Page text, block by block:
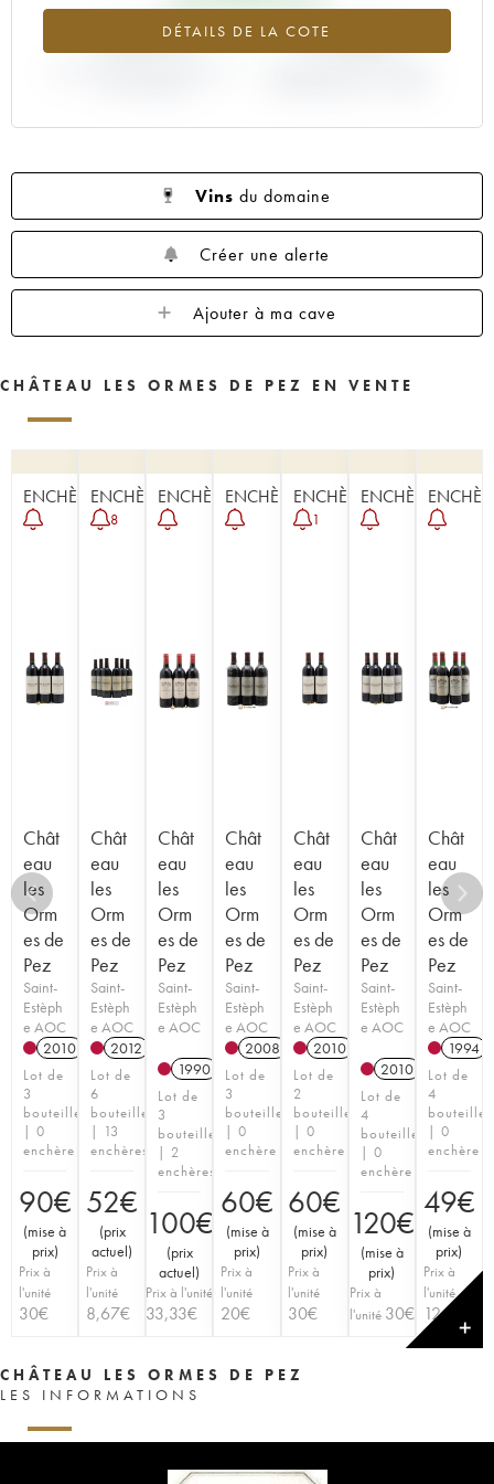
DÉTAILS DE LA COTE
+6.97% +7.69%
Vins du domaine
Créer une alerte
Ajouter à ma cave
CHÂTEAU LES ORMES DE PEZ EN VENTE
ENCHÈRE
Chât
eau
les
Orm
es de
Pez
Saint-
Estèph
e AOC
2010
Lot de
3
bouteilles
| 0
enchère
90€
(mise à
prix)
Prix à
l'unité
30€
ENCHÈRE
8
Chât
eau
les
Orm
es de
Pez
Saint-
Estèph
e AOC
2012
Lot de
6
bouteilles
| 13
enchères
52€
(prix
actuel)
Prix à
l'unité
8,67€
ENCHÈRE
Chât
eau
les
Orm
es de
Pez
Saint-
Estèph
e AOC
1990
Lot de
3
bouteilles
| 2
enchères
100€
(prix
actuel)
Prix à l'unité
33,33€
ENCHÈRE
Chât
eau
les
Orm
es de
Pez
Saint-
Estèph
e AOC
2008
Lot de
3
bouteilles
| 0
enchère
60€
(mise à
prix)
Prix à
l'unité
20€
ENCHÈRE
1
Chât
eau
les
Orm
es de
Pez
Saint-
Estèph
e AOC
2010
Lot de
2
bouteilles
| 0
enchère
60€
(mise à
prix)
Prix à
l'unité
30€
ENCHÈRE
Chât
eau
les
Orm
es de
Pez
Saint-
Estèph
e AOC
2010
Lot de
4
bouteilles
| 0
enchère
120€
(mise à
prix)
Prix à
l'unité 30€
Chât
eau
les
Orm
es de
Pez
Saint-
Estèph
e AOC
1994
Lot de
4
bouteilles
| 0
enchère
49€
(mise à
prix)
Prix à
l'unité
12,25
✕
CHÂTEAU LES ORMES DE PEZ
LES INFORMATIONS